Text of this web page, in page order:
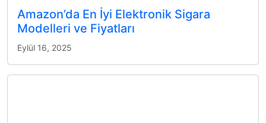
Amazon’da En İyi Elektronik Sigara
Modelleri ve Fiyatları
Eylül 16, 2025